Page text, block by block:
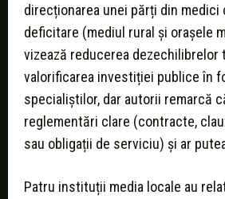
direcționarea unei părți din medici
deficitare (mediul rural și orașele
vizează reducerea dezechilibrelor
valorificarea investiției publice în
specialiștilor, dar autorii remarcă
reglementări clare (contracte,
sau obligații de serviciu) și ar
Patru instituții media locale au